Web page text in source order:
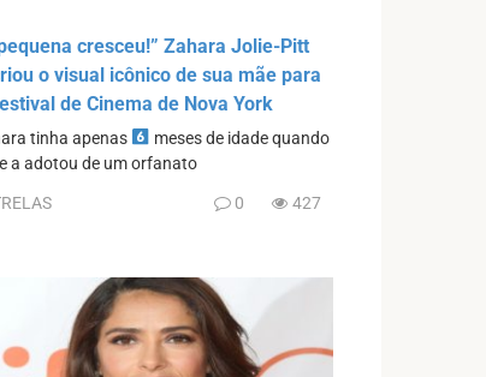
cresceu!” Zahara Jolie-Pitt
o visual icônico de sua mãe para
de Cinema de Nova York
tinha apenas
meses de idade quando
a adotou de um orfanato
0 427